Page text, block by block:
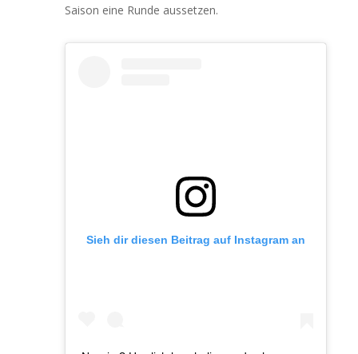
Saison eine Runde aussetzen.
Sieh dir diesen Beitrag auf Instagram an